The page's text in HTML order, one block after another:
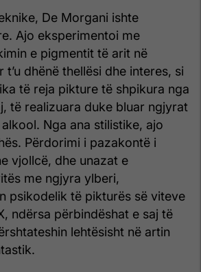
De Morgani ishte
Ajo eksperimentoi me
e pigmentit të arit në
dhënë thellësi dhe interes, si
të reja pikture të shpikura nga
të realizuara duke bluar ngjyrat
Nga ana stilistike, ajo
Përdorimi i pazakontë i
vjollcë, dhe unazat e
me ngjyra ylberi,
psikodelik të pikturës së viteve
ndërsa përbindëshat e saj të
lehtësisht në artin